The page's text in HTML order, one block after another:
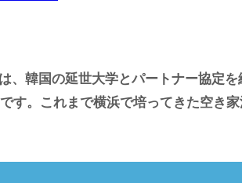
韓国の延世大学とパートナー協定
す。これまで横浜で培ってきた空き